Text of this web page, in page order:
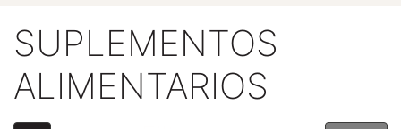
SUPLEMENTOS
ALIMENTARIOS